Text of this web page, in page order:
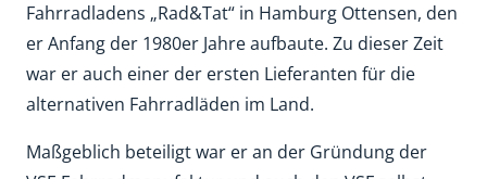
Fahrradladens „Rad&Tat“ in Hamburg Ottensen, den
er Anfang der 1980er Jahre aufbaute. Zu dieser Zeit
war er auch einer der ersten Lieferanten für die
alternativen Fahrradläden im Land.
Maßgeblich beteiligt war er an der Gründung der